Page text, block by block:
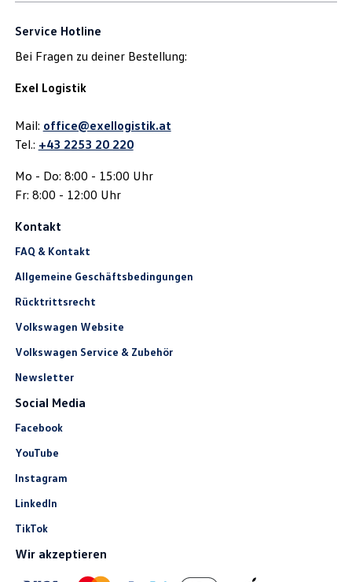
Service Hotline
Bei Fragen zu deiner Bestellung:
Exel Logistik
Mail: office@exellogistik.at
Tel.: +43 2253 20 220
Mo - Do: 8:00 - 15:00 Uhr
Fr: 8:00 - 12:00 Uhr
Kontakt
FAQ & Kontakt
Allgemeine Geschäftsbedingungen
Rücktrittsrecht
Volkswagen Website
Volkswagen Service & Zubehör
Newsletter
Social Media
Facebook
YouTube
Instagram
LinkedIn
TikTok
Wir akzeptieren